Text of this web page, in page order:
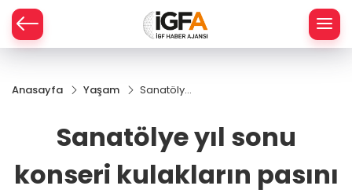
Anasayfa Yaşam
Sanatölye
kulakların
pasını
sildi
Sanatölye yıl sonu
konseri kulakların pasını